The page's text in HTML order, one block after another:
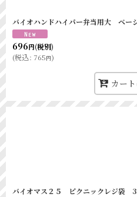
バイオハンドハイパー弁当用大 ベ
696円(税別)
(税込: 765円)
カー
バイオマス２５ ピクニックレジ袋